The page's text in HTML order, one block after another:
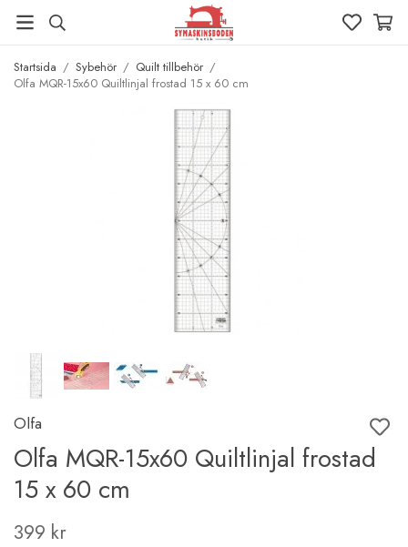
Startsida / Sybehör / Quilt tillbehör /
Olfa MQR-15x60 Quiltlinjal frostad 15 x 60 cm
Olfa
Olfa MQR-15x60 Quiltlinjal frostad
15 x 60 cm
399 kr